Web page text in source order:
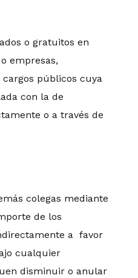
o gratuitos en
empresas,
públicos cuya
con la de
o a través de
colegas mediante
de los
a favor
cualquier
disminuir o anular